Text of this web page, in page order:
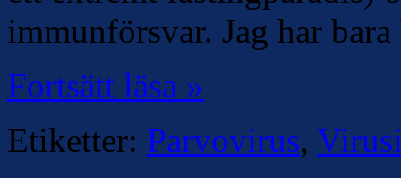
immunförsvar. Jag har
Fortsätt läsa »
Etiketter: Parvovirus,